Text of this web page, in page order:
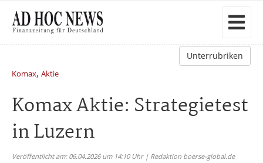
Unterrubriken
Komax, Aktie
Komax Aktie: Strategietest
in Luzern
Veröffentlicht am: 06.04.2026 um 14:10 Uhr | Redaktion boerse-global.de